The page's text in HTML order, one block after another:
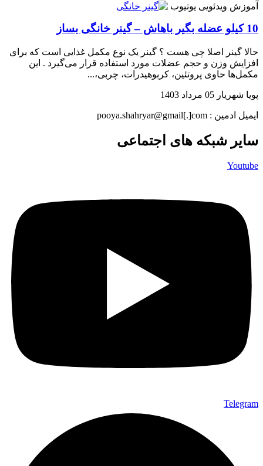
آموزش ویدئویی یوتیوب
10 کیلو عضله بگیر باهاش – گینر خانگی بساز
حالا گینر اصلا چی هست ؟ گینر یک نوع مکمل غذایی است که برای
افزایش وزن و حجم عضلات مورد استفاده قرار می‌گیرد . این
مکمل‌ها حاوی پروتئین، کربوهیدرات، چربی،...
پویا شهریار 05 مرداد 1403
ایمیل ادمین : pooya.shahryar@gmail[.]com
سایر شبکه های اجتماعی
Youtube
Telegram